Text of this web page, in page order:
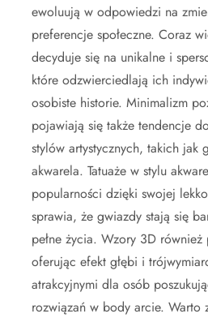
ewoluują w odpowiedzi na
preferencje społeczne. Coraz
decyduje się na unikalne i
które odzwierciedlają ich
osobiste historie. Minimalizm
pojawiają się także tendencje
stylów artystycznych, takich jak
akwarela. Tatuaże w stylu
popularności dzięki swojej
sprawia, że gwiazdy stają się
pełne życia. Wzory 3D
oferując efekt głębi i
atrakcyjnymi dla osób
rozwiązań w body arcie. Warto